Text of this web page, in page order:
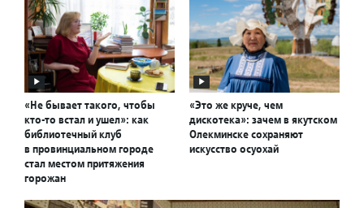
«Не бывает такого, чтобы
кто-то встал и ушел»: как
библиотечный клуб
в провинциальном городе
стал местом притяжения
горожан
«Это же круче, чем
дискотека»: зачем в якутском
Олекминске сохраняют
искусство осуохай